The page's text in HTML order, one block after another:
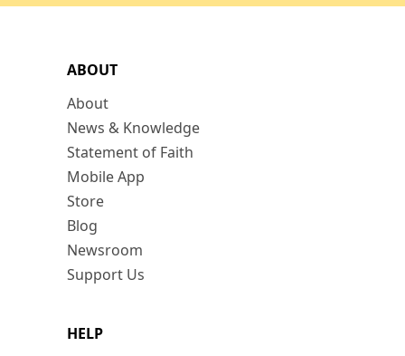
ABOUT
About
News & Knowledge
Statement of Faith
Mobile App
Store
Blog
Newsroom
Support Us
HELP